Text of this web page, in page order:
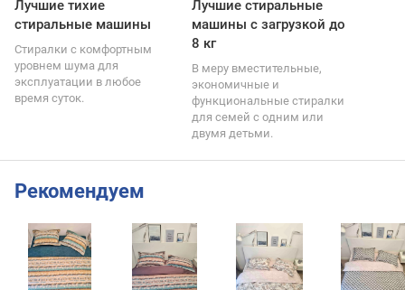
Лучшие тихие
стиральные машины
Стиралки с комфортным
уровнем шума для
эксплуатации в любое
время суток.
Лучшие стиральные
машины с загрузкой до
8 кг
В меру вместительные,
экономичные и
функциональные стиралки
для семей с одним или
двумя детьми.
Рекомендуем